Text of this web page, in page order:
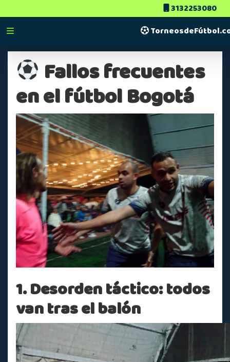
3132253080
Fallos frecuentes
en el fútbol Bogotá
1. Desorden táctico: todos
van tras el balón